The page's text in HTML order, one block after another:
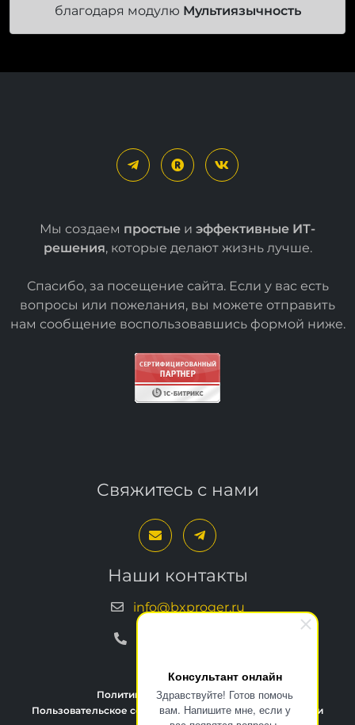
Консультант онлайн
Здравствуйте! Готов помочь
вам. Напишите мне, если у
благодаря модулю Мультиязычность
Мы создаем простые и эффективные ИТ-
решения, которые делают жизнь лучше.
Спасибо, за посещение сайта. Если у вас есть
вопросы или пожелания, вы можете отправить
нам сообщение воспользовавшись формой ниже.
Свяжитесь с нами
Наши контакты
info@bxproger.ru
Политика конфиденциальности
Пользовательское соглашение
Условия техподдержки